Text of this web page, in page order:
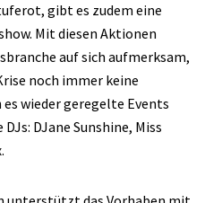
gibt es zudem eine
Mit diesen Aktionen
auf sich aufmerksam,
noch immer keine
wieder geregelte Events
DJane Sunshine, Miss